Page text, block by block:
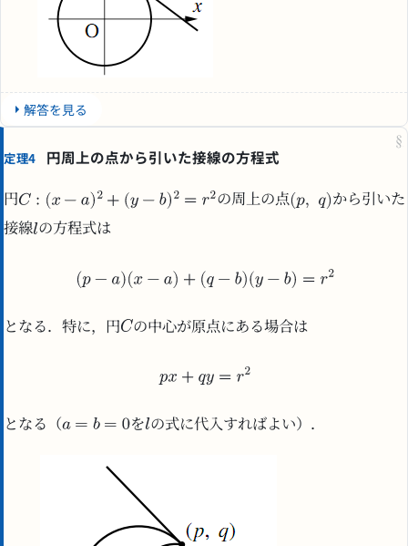
解答を見る
§
定理4 円周上の点から引いた接線の方程式
円 の周上の点
から引いた
接線 の方程式は
となる．特に，円 の中心が原点にある場合は
となる（ を の式に代入すればよい）．